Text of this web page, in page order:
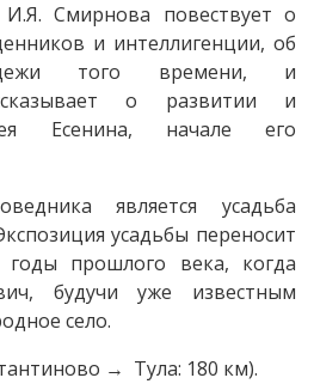
Смирнова повествует о
и интеллигенции, об
того времени, и
о развитии и
Есенина, начале его
является усадьба
усадьбы переносит
годы прошлого века, когда
будучи уже известным
село.
→ Тула: 180 км).